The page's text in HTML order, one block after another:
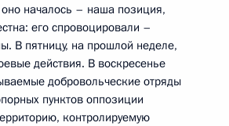
началось – наша позиция,
его спровоцировали –
В пятницу, на прошлой неделе,
действия. В воскресенье
добровольческие отряды
пунктов оппозиции
контролируемую